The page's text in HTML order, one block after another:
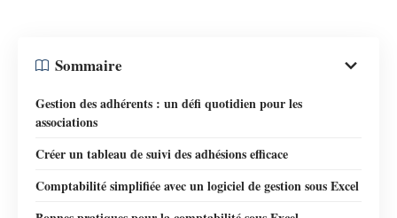
Sommaire
Gestion des adhérents : un défi quotidien pour les
associations
Créer un tableau de suivi des adhésions efficace
Comptabilité simplifiée avec un logiciel de gestion sous Excel